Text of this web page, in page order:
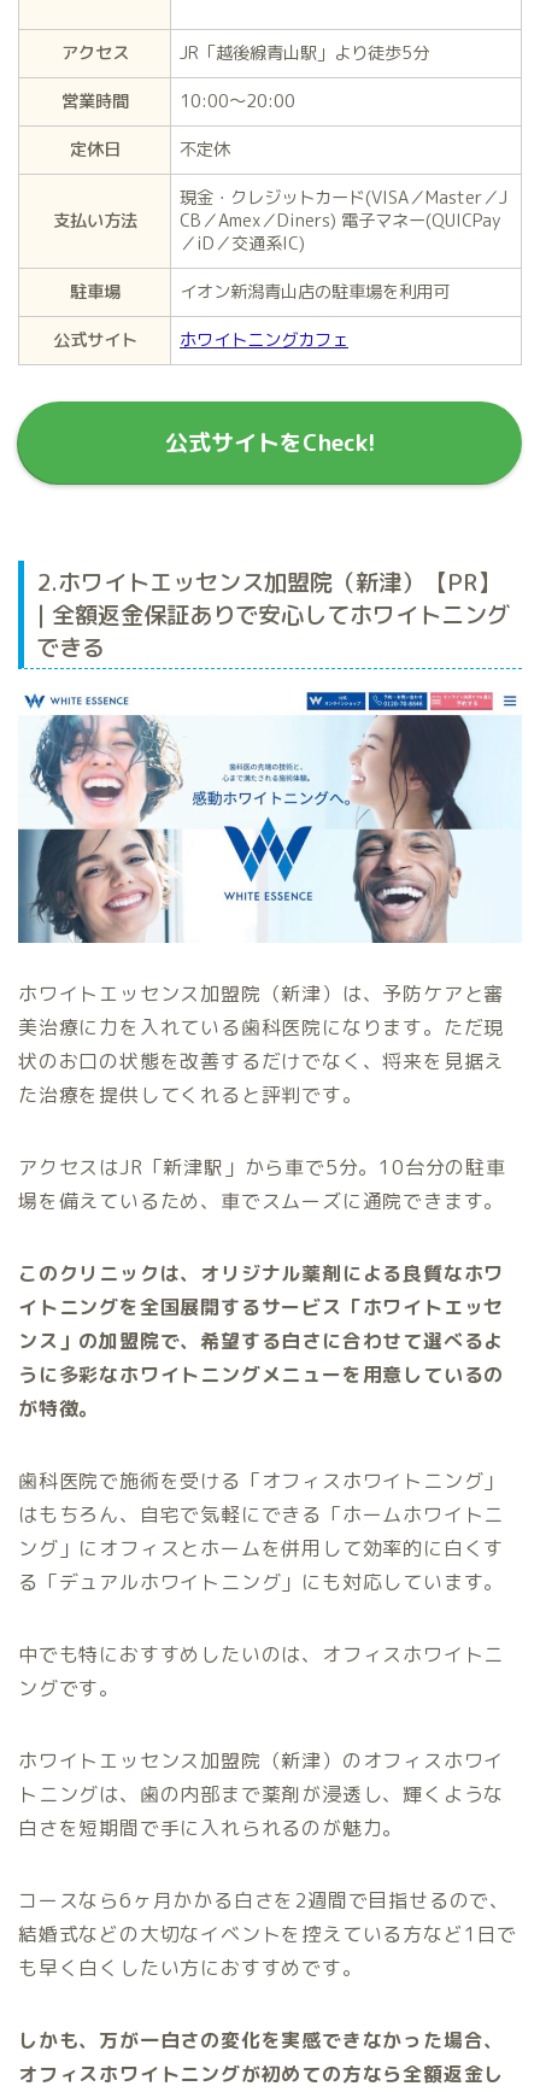
アクセス
JR「越後線青山駅」より徒歩5分
営業時間
10:00〜20:00
定休日
不定休
支払い方法
現金・クレジットカード(VISA／Master／J
CB／Amex／Diners) 電子マネー(QUICPay
／iD／交通系IC)
駐車場
イオン新潟青山店の駐車場を利用可
公式サイト
ホワイトニングカフェ
公式サイトをCheck!
2.ホワイトエッセンス加盟院（新津）【PR】
| 全額返金保証ありで安心してホワイトニング
できる
ホワイトエッセンス加盟院（新津）は、予防ケアと審
美治療に力を入れている歯科医院になります。ただ現
状のお口の状態を改善するだけでなく、将来を見据え
た治療を提供してくれると評判です。
アクセスはJR「新津駅」から車で5分。10台分の駐車
場を備えているため、車でスムーズに通院できます。
このクリニックは、オリジナル薬剤による良質なホワ
イトニングを全国展開するサービス「ホワイトエッセ
ンス」の加盟院で、希望する白さに合わせて選べるよ
うに多彩なホワイトニングメニューを用意しているの
が特徴。
歯科医院で施術を受ける「オフィスホワイトニング」
はもちろん、自宅で気軽にできる「ホームホワイトニ
ング」にオフィスとホームを併用して効率的に白くす
る「デュアルホワイトニング」にも対応しています。
中でも特におすすめしたいのは、オフィスホワイトニ
ングです。
ホワイトエッセンス加盟院（新津）のオフィスホワイ
トニングは、歯の内部まで薬剤が浸透し、輝くような
白さを短期間で手に入れられるのが魅力。
コースなら6ヶ月かかる白さを2週間で目指せるので、
結婚式などの大切なイベントを控えている方など1日で
も早く白くしたい方におすすめです。
しかも、万が一白さの変化を実感できなかった場合、
オフィスホワイトニングが初めての方なら全額返金し